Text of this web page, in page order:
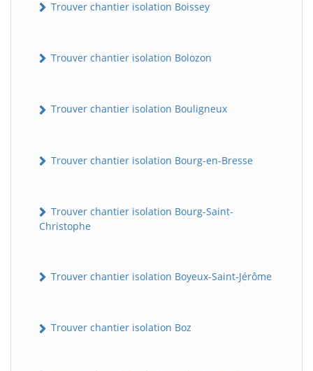
Trouver chantier isolation Boissey
Trouver chantier isolation Bolozon
Trouver chantier isolation Bouligneux
Trouver chantier isolation Bourg-en-Bresse
Trouver chantier isolation Bourg-Saint-
Christophe
Trouver chantier isolation Boyeux-Saint-Jérôme
Trouver chantier isolation Boz